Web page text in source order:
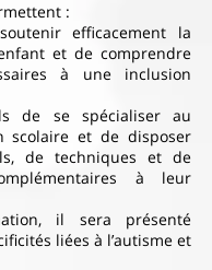
:
efficacement la
et de comprendre
à une inclusion
de se spécialiser au
scolaire et de disposer
de techniques et de
à leur
il sera présenté
liées à l’autisme et